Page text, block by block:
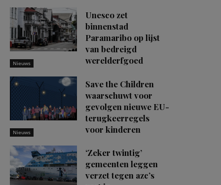
Nieuws
Unesco zet
binnenstad
Paramaribo op lijst
van bedreigd
werelderfgoed
Nieuws
Save the Children
waarschuwt voor
gevolgen nieuwe EU-
terugkeerregels
voor kinderen
‘Zeker twintig’
gemeenten leggen
verzet tegen azc’s